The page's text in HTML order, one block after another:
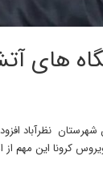
های
نظرآباد
کرونا این مهم